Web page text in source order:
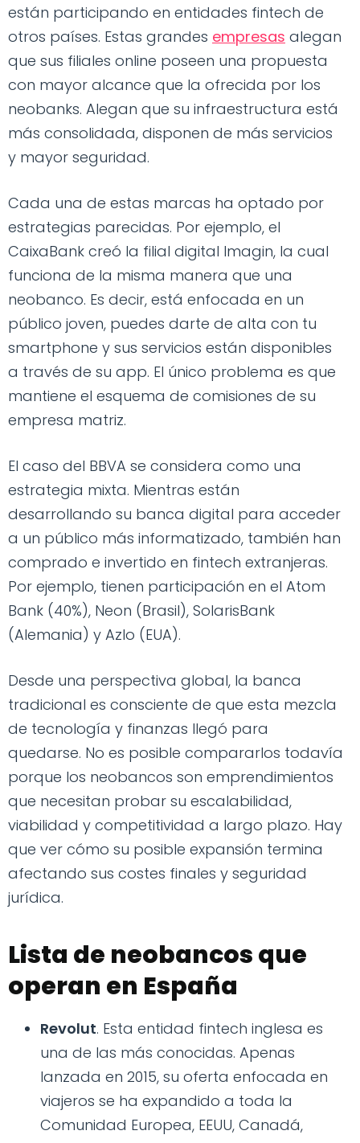
están participando en entidades fintech de
otros países. Estas grandes empresas alegan
que sus filiales online poseen una propuesta
con mayor alcance que la ofrecida por los
neobanks. Alegan que su infraestructura está
más consolidada, disponen de más servicios
y mayor seguridad.
Cada una de estas marcas ha optado por
estrategias parecidas. Por ejemplo, el
CaixaBank creó la filial digital Imagin, la cual
funciona de la misma manera que una
neobanco. Es decir, está enfocada en un
público joven, puedes darte de alta con tu
smartphone y sus servicios están disponibles
a través de su app. El único problema es que
mantiene el esquema de comisiones de su
empresa matriz.
El caso del BBVA se considera como una
estrategia mixta. Mientras están
desarrollando su banca digital para acceder
a un público más informatizado, también han
comprado e invertido en fintech extranjeras.
Por ejemplo, tienen participación en el Atom
Bank (40%), Neon (Brasil), SolarisBank
(Alemania) y Azlo (EUA).
Desde una perspectiva global, la banca
tradicional es consciente de que esta mezcla
de tecnología y finanzas llegó para
quedarse. No es posible compararlos todavía
porque los neobancos son emprendimientos
que necesitan probar su escalabilidad,
viabilidad y competitividad a largo plazo. Hay
que ver cómo su posible expansión termina
afectando sus costes finales y seguridad
jurídica.
Lista de neobancos que
operan en España
Revolut. Esta entidad fintech inglesa es
una de las más conocidas. Apenas
lanzada en 2015, su oferta enfocada en
viajeros se ha expandido a toda la
Comunidad Europea, EEUU, Canadá,